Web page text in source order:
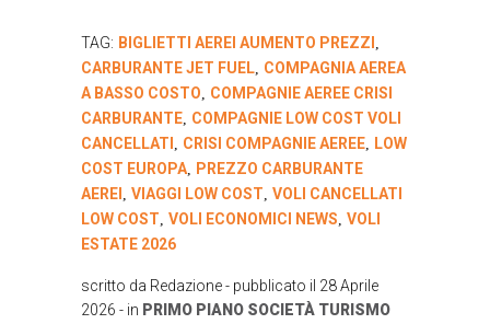
TAG: BIGLIETTI AEREI AUMENTO PREZZI ,
CARBURANTE JET FUEL, COMPAGNIA AEREA
A BASSO COSTO, COMPAGNIE AEREE CRISI
CARBURANTE, COMPAGNIE LOW COST VOLI
CANCELLATI , CRISI COMPAGNIE AEREE, LOW
COST EUROPA, PREZZO CARBURANTE
AEREI , VIAGGI LOW COST, VOLI CANCELLATI
LOW COST, VOLI ECONOMICI NEWS, VOLI
ESTATE 2026
scritto da Redazione- pubblicato il 28 Aprile
2026 - in PRIMO PIANO SOCIETÀ TURISMO